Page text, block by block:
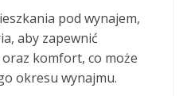
pod wynajem,
aby zapewnić
komfort, co może
okresu wynajmu.